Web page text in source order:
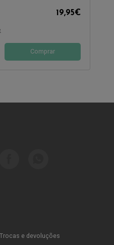
19,95€
Comprar
Trocas e devoluções